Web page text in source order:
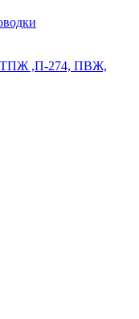
,П-274, ПВЖ,